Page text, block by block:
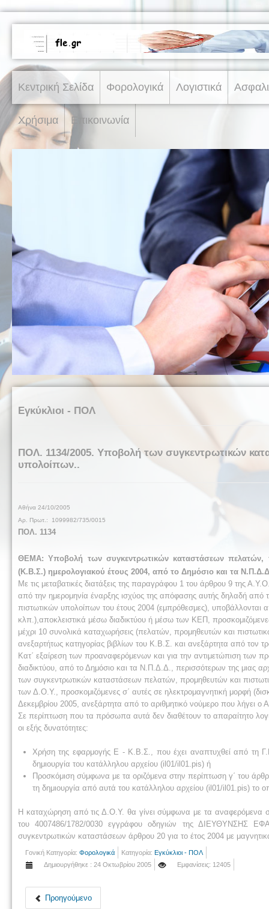
Κεντρική Σελίδα Φορολογικά Λογιστικά
Χρήσιμα Επικοινωνία
Εγκύκλιοι - ΠΟΛ
ΠΟΛ. 1134/2005. Υποβολή των συγκεντρωτικών
υπολοίπων..
Αθήνα 24/10/2005
Αρ. Πρωτ.: 1099982/735/0015
ΠΟΛ. 1134
ΘΕΜΑ: Υποβολή των συγκεντρωτικών καταστάσεων
(Κ.Β.Σ.) ημερολογιακού έτους 2004, από το Δημόσιο και τα
Με τις μεταβατικές διατάξεις της παραγράφου 1 του άρθρου 9 της
από την ημερομηνία έναρξης ισχύος της απόφασης αυτής δηλαδή από
πιστωτικών υπολοίπων του έτους 2004 (εμπρόθεσμες),
κλπ.),αποκλειστικά μέσω διαδικτύου ή μέσω των ΚΕΠ,
μέχρι 10 συνολικά καταχωρήσεις (πελατών, προμηθευτών και
ανεξαρτήτως κατηγορίας βιβλίων του Κ.Β.Σ. και ανεξάρτητα από τον
Κατ΄ εξαίρεση των προαναφερόμενων και για την αντιμετώπιση των
διαδικτύου, από το Δημόσιο και τα Ν.Π.Δ.Δ., περισσότερων της
των συγκεντρωτικών καταστάσεων πελατών, προμηθευτών και
των Δ.Ο.Υ., προσκομιζόμενες σ΄ αυτές σε ηλεκτρομαγνητική μορφή
Δεκεμβρίου 2005, ανεξάρτητα από το αριθμητικό νούμερο που λήγει
Σε περίπτωση που τα πρόσωπα αυτά δεν διαθέτουν το απαραίτητο
οι εξής δυνατότητες:
Χρήση της εφαρμογής Ε - Κ.Β.Σ., που έχει αναπτυχθεί από τη
δημιουργία του κατάλληλου αρχείου (il01/il01.pis) ή
Προσκόμιση σύμφωνα με τα οριζόμενα στην περίπτωση γ΄ του
τη δημιουργία από αυτά του κατάλληλου αρχείου (il01/il01.pis) το
Η καταχώρηση από τις Δ.Ο.Υ. θα γίνει σύμφωνα με τα
του 4007486/1782/0030 εγγράφου οδηγιών της ΔΙΕΥΘΥΝΣΗΣ
συγκεντρωτικών καταστάσεων άρθρου 20 για το έτος 2004 με
Γονική Κατηγορία: Φορολογικά Κατηγορία: Εγκύκλιοι - ΠΟΛ
Δημιουργήθηκε : 24 Οκτωβρίου 2005
Εμφανίσεις: 12405
Προηγούμενο